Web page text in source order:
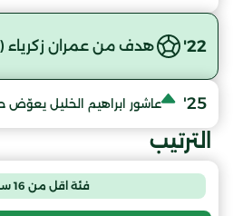
22' هدف من عمران زكرياء
25' عاشور ابراهيم الخليل يعوّض
الترتيب
فئة اقل من 16 سنة ( أ )